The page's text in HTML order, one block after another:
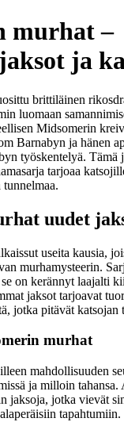
murhat –
ja
brittiläinen
luomaan
Midsomerin
Barnabyn ja hänen
työskentelyä. Tämä
tarjoaa
tunnelmaa.
uudet
useita kausia,
murhamysteerin.
on kerännyt laajalti
jaksot tarjoavat
jotka pitävät katsojan
murhat
mahdollisuuden
ja milloin tahansa.
jaksoja, jotka vievät
tapahtumiin.